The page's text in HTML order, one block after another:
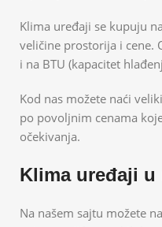
Klima uređaji se kupuju
veličine prostorija i cene.
i na BTU (kapacitet
Kod nas možete naći
po povoljnim cenama
očekivanja.
Klima uređaji
Na našem sajtu možete